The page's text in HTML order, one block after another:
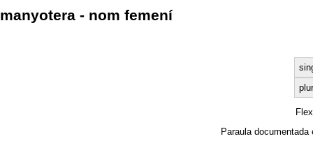
manyotera - nom femení
Paraula